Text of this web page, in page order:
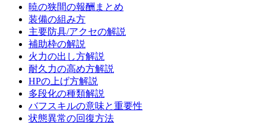
暁の狭間の報酬まとめ
装備の組み方
主要防具/アクセの解説
補助枠の解説
火力の出し方解説
耐久力の高め方解説
HPの上げ方解説
多段化の種類解説
バフスキルの意味と重要性
状態異常の回復方法